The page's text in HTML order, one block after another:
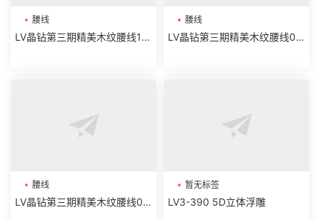
腰线
LV晶钻第三期精美木纹腰线19-
腰线
LV晶钻第三期精美木纹腰线07
腰线
LV晶钻第三期精美木纹腰线01-
暂无标签
LV3-390 5D立体浮雕